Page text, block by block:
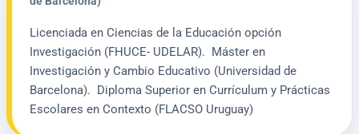
Licenciada en Ciencias de la Educación opción
Investigación (FHUCE- UDELAR). Máster en
Investigación y Cambio Educativo (Universidad de
Barcelona). Diploma Superior en Currículum y Prácticas
Escolares en Contexto (FLACSO Uruguay)